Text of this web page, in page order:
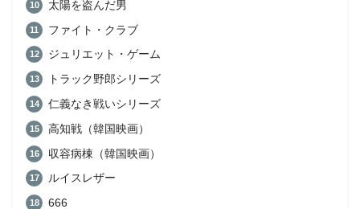
太陽を盗んだ男
ファイト・クラブ
ジュリエット・ゲーム
トラック野郎シリーズ
仁義なき戦いシリーズ
高知戦（韓国映画）
収容病棟（韓国映画）
ルイスレザー
666